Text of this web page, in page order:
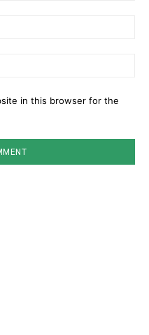
in this browser for the